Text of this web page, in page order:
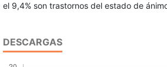
el 9,4% son trastornos del estado de
DESCARGAS